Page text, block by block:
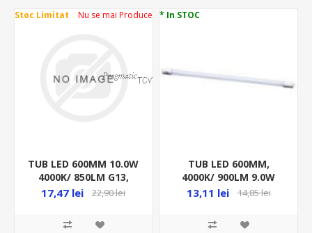
Stoc Limitat Nu se mai Produce
TUB LED 600MM 10.0W
4000K/ 850LM G13,
SINGLE,CU BALAST
17,47 lei 22,90 lei
* In STOC
TUB LED 600MM,
4000K/ 900LM 9.0W
G13/T8/2CAP, SMD
13,11 lei 14,85 lei